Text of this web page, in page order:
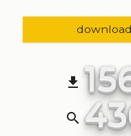
file_download
search